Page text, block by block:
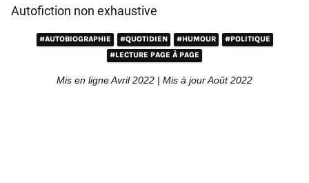
Autofiction non exhaustive
#AUTOBIOGRAPHIE #QUOTIDIEN #HUMOUR
#POLITIQUE
#LECTURE PAGE À PAGE
Mis en ligne Avril 2022 | Mis à jour Août 2022